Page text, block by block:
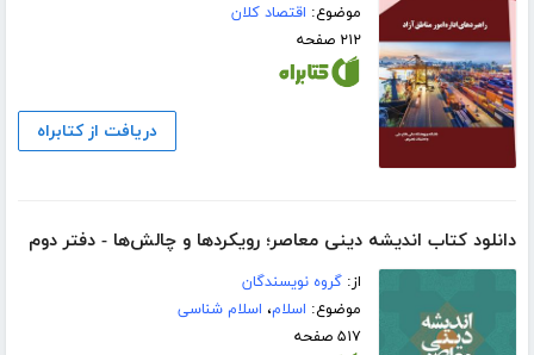
موضوع: اقتصاد کلان
۲۱۲ صفحه
دریافت از کتابراه
دانلود کتاب اندیشه دینی معاصر؛ رویکردها و چالش‌ها - دفتر دوم
از:گروه نویسندگان
موضوع: اسلام، اسلام شناسی
۵۱۷ صفحه